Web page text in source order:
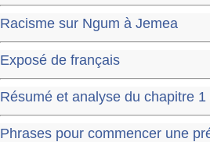
Racisme sur Ngum à Jemea
Exposé de français
Résumé et analyse du chapitre
Phrases pour commencer une